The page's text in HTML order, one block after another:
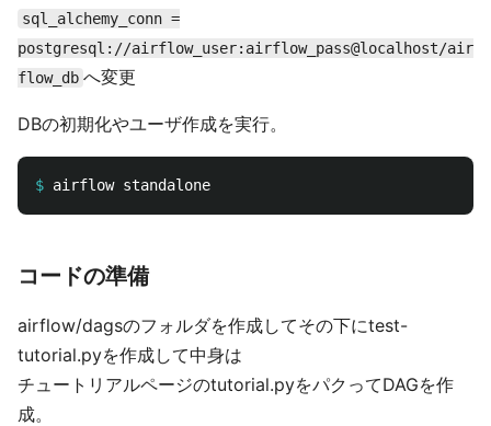
sql_alchemy_conn =
postgresql://airflow_user:airflow_pass@localhost/air
flow_db へ変更
DBの初期化やユーザ作成を実行。
$
コードの準備
airflow/dagsのフォルダを作成してその下にtest-
tutorial.pyを作成して中身は
チュートリアルページのtutorial.pyをパクってDAGを作
成。